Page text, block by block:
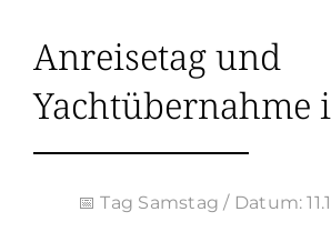
Anreisetag und
Yachtübernahme
📅 Tag Samstag / Datum: